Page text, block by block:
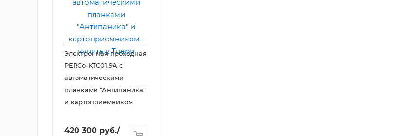
Электронная проходная
PERCo-KTC01.9A с
автоматическими
планками "Антипаника"
и картоприемником
420 300 руб./